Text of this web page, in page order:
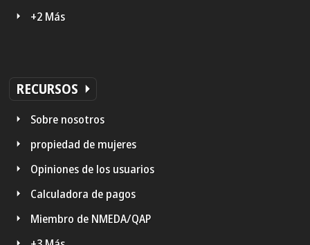
+2 Más
RECURSOS
Sobre nosotros
propiedad de mujeres
Opiniones de los usuarios
Calculadora de pagos
Miembro de NMEDA/QAP